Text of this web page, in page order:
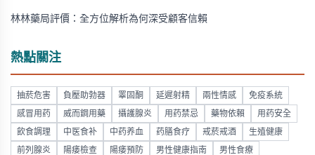
林林藥局評價：全方位解析為何深受顧客信賴
熱點關注
抽菸危害 負壓助勃器 睪固酮 延遲射精 兩性情感 免疫系統
感冒用药 威而鋼用藥 攝護腺炎 用药禁忌 藥物依賴 用药安全
飲食調理 中医食补 中药养血 药膳食疗 戒菸戒酒 生殖健康
前列腺炎 陽痿檢查 陽痿預防 男性健康指南 男性食療